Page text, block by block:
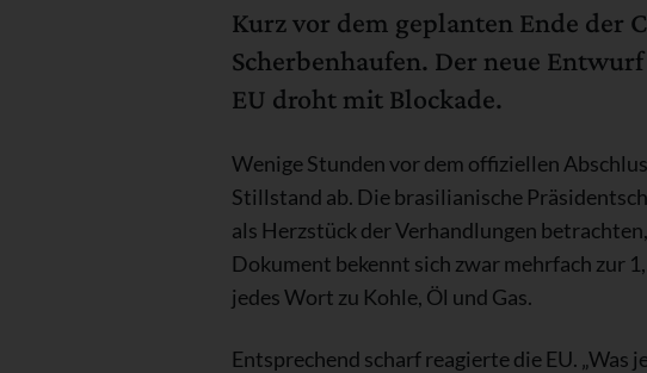
Kurz vor dem geplanten Ende der
Scherbenhaufen. Der neue
EU droht mit Blockade.
Wenige Stunden vor dem offiziellen
Stillstand ab. Die brasilianische
als Herzstück der Verhandlungen
Dokument bekennt sich zwar mehrfach zur
jedes Wort zu Kohle, Öl und Gas.
Entsprechend scharf reagierte die EU.